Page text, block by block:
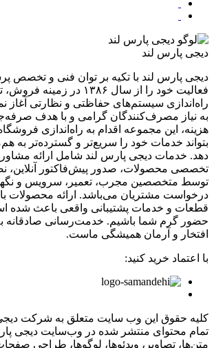
دیجی پارس لند
دیجی پارس لند با تکیه بر توان فنی و تخصص
فعالیت خود را از سال ۱۳۸۶ در
راه‌اندازی سیستم‌های حفاظتی و نظارتی آغاز
به نیاز مصرف‌کنندگان گرامی و با هدف
هزینه، این مجموعه اقدام به راه‌اندازی فروشگاه
بتواند خدمات خود را سریع‌تر و گسترده‌تر به
دهد. خدمات دیجی پارس لند شامل ارائه
تخصصی محصولات، صدور پیش‌فاکتور آنلاین،
توسط متخصصین مجرب، تعمیر، سرویس و
درخواست مشتریان می‌باشد. ارائه محصولات با
قطعات و خدمات پشتیبانی واقعی باعث شده
حضور گرم شما باشیم. خدمت‌رسانی صادقانه
افتخار و آرمان همیشگی ماست.
با اعتماد خرید کنید:
کلیه حقوق این وب سایت متعلق به شرکت
تمام محتوای منتشر شده در وب‌سایت دیجی
متن‌ها، تصاویر، ویدئوها، لوگوها، طراحی